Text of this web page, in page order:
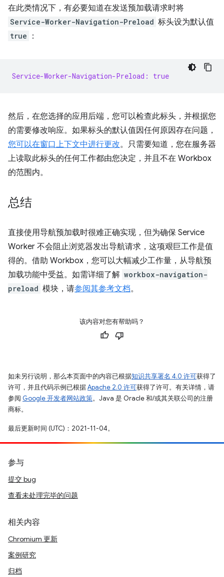
在此类情况下，有必要知道在发送预加载请求时将
Service-Worker-Navigation-Preload 标头设为默认值
true ：
Service-Worker-Navigation-Preload: true
然后，在您选择的应用后端，您可以检查此标头，并根据您
的需要修改响应。如果标头的默认值因任何原因存在问题，
您可以在窗口上下文中进行更改。只需要知道，您在服务器
上读取此标头的任何工作都由您决定，并且不在 Workbox
的范围内。
总结
直接使用导航预加载时很难正确实现，但为确保 Service
Worker 不会阻止浏览器发出导航请求，这项艰巨工作是值
得的。借助 Workbox，您可以大幅减少工作量，从导航预
加载功能中受益。如需详细了解 workbox-navigation-
preload 模块，请参阅其参考文档。
该内容对您有帮助吗？
如未另行说明，那么本页面中的内容已根据知识共享署名 4.0 许可获得了
许可，并且代码示例已根据Apache 2.0 许可获得了许可。有关详情，请
参阅 Google 开发者网站政策。Java 是 Oracle 和/或其关联公司的注册
商标。
最后更新时间 (UTC)：2021-11-04。
参与
提交 bug
查看未处理完毕的问题
相关内容
Chromium 更新
案例研究
归档